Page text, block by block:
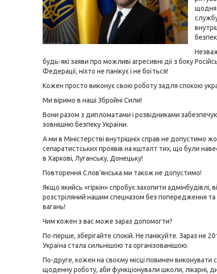
щодня
будь-які заяви про можливі агресивні дії з боку
Федерації, ніхто не панікує і не боїться!
Кожен просто виконує свою роботу задля спокою
Ми віримо в наші Збройні Сили!
Вони разом з дипломатами і розвідниками
зовнішню безпеку України.
А ми в Міністерстві внутрішніх справ не допустимо
сепаратистських проявів на кшталт тих, що були
в Харкові, Луганську, Донецьку!
Повторення Слов’янська ми також не допустимо!
Якщо якийсь «гіркін» спробує захопити адмінбудівлі,
розстріляний нашим спецназом без попередження
вагань!
Чим кожен з вас може зараз допомогти?
По-перше, зберігайте спокій. Не панікуйте. Зараз не
Україна стала сильнішою та організованішою.
По-друге, кожен на своєму місці повинен виконувати
щоденну роботу, аби функціонували школи, лікарні,